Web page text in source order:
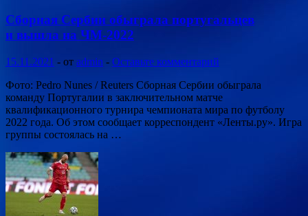
Сборная Сербии обыграла португальцев
и вышла на ЧМ-2022
15.11.2021 - от admin - Оставьте комментарий
Фото: Pedro Nunes / Reuters Сборная Сербии обыграла
команду Португалии в заключительном матче
квалификационного турнира чемпионата мира по футболу
2022 года. Об этом сообщает корреспондент «Ленты.ру». Игра
группы состоялась на …